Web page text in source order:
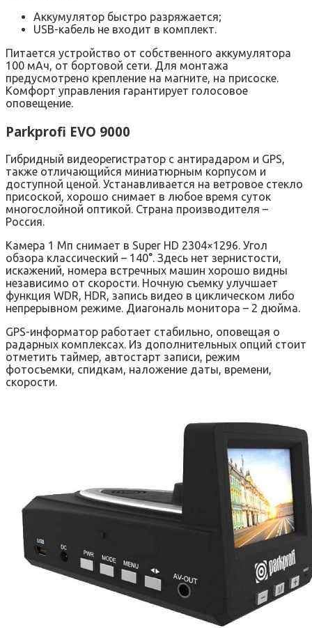
Аккумулятор быстро разряжается;
USB-кабель не входит в комплект.
Питается устройство от собственного аккумулятора
100 мАч, от бортовой сети. Для монтажа
предусмотрено крепление на магните, на присоске.
Комфорт управления гарантирует голосовое
оповещение.
Parkprofi EVO 9000
Гибридный видеорегистратор с антирадаром и GPS,
также отличающийся миниатюрным корпусом и
доступной ценой. Устанавливается на ветровое стекло
присоской, хорошо снимает в любое время суток
многослойной оптикой. Страна производителя –
Россия.
Камера 1 Мп снимает в Super HD 2304×1296. Угол
обзора классический – 140°. Здесь нет зернистости,
искажений, номера встречных машин хорошо видны
независимо от скорости. Ночную съемку улучшает
функция WDR, HDR, запись видео в циклическом либо
непрерывном режиме. Диагональ монитора – 2 дюйма.
GPS-информатор работает стабильно, оповещая о
радарных комплексах. Из дополнительных опций стоит
отметить таймер, автостарт записи, режим
фотосъемки, спидкам, наложение даты, времени,
скорости.